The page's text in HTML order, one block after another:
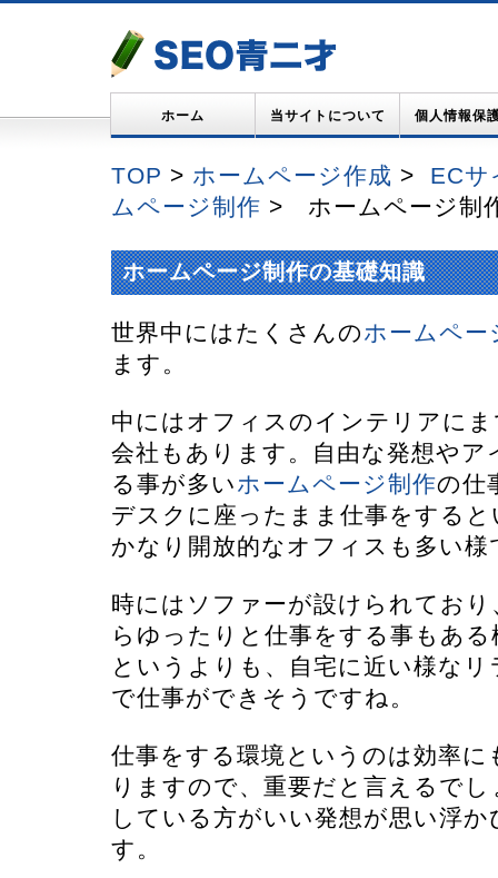
ホーム 当サイトについて 個人情報保
TOP > ホームページ作成 > ECサ
ムページ制作 > ホームページ制
ホームページ制作の基礎知識
世界中にはたくさんのホームペー
ます。
中にはオフィスのインテリアに
会社もあります。自由な発想やア
る事が多いホームページ制作の仕
デスクに座ったまま仕事をする
かなり開放的なオフィスも多い様
時にはソファーが設けられてお
らゆったりと仕事をする事もあ
というよりも、自宅に近い様な
で仕事ができそうですね。
仕事をする環境というのは効率に
りますので、重要だと言えるで
している方がいい発想が思い浮
す。